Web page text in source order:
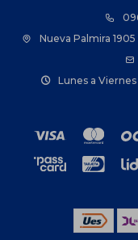
Nueva Palmira
Lunes a Viernes